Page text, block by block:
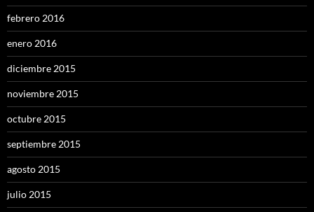
febrero 2016
enero 2016
diciembre 2015
noviembre 2015
octubre 2015
septiembre 2015
agosto 2015
julio 2015